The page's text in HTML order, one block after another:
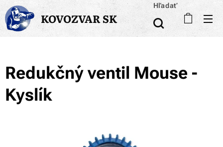
KOVOZVAR SK
Hľadať
Redukčný ventil Mouse -
Kyslík